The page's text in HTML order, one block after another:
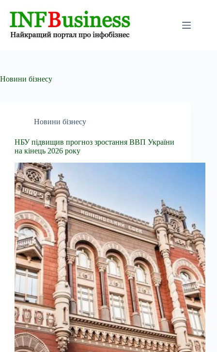
Новини бізнесу
Новини бізнесу
НБУ підвищив прогноз зростання ВВП України
на кінець 2026 року